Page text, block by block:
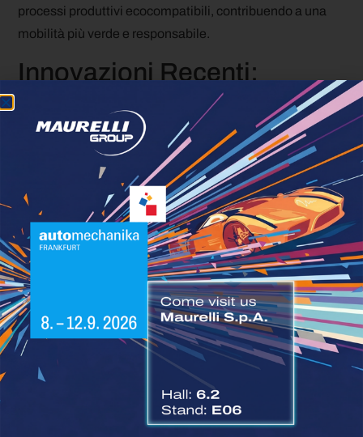
processi produttivi ecocompatibili, contribuendo a una
mobilità più verde e responsabile.
Innovazioni Recenti:
UltraContact NXT
Nel 2023, Continental ha lanciato l’UltraContact NXT, il
pneumatico di serie più sostenibile dell’azienda fino ad
oggi. Questo prodotto incorpora fino al 65% di materiali
rinnovabili, riciclati e certificati, senza compromettere le
prestazioni in termini di sicurezza e durata.
Conclusione
La storia di Continental è un viaggio attraverso
l’innovazione, l’evoluzione tecnologica e la capacità di
anticipare le esigenze del futuro. Fin dai suoi inizi nel
1871, l’azienda ha trasformato la mobilità, passando dai
semplici pneumatici per carrozze e biciclette agli